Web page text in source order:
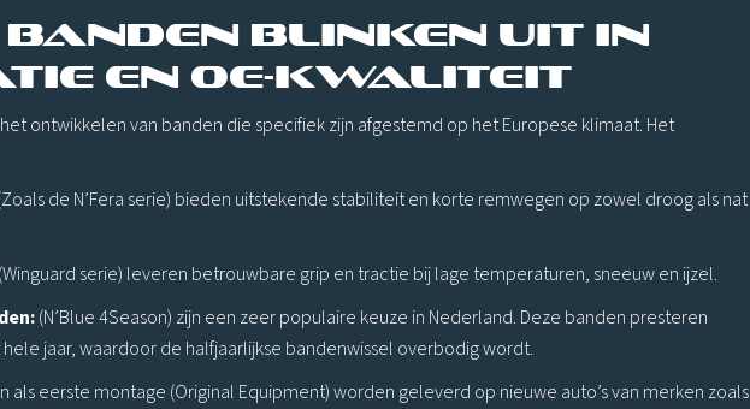
banden blinken uit in
en OE-kwaliteit
ontwikkelen van banden die specifiek zijn afgestemd op het Europese klimaat. Het
de N’Fera serie) bieden uitstekende stabiliteit en korte remwegen op zowel droog als nat
serie) leveren betrouwbare grip en tractie bij lage temperaturen, sneeuw en ijzel.
(N’Blue 4Season) zijn een zeer populaire keuze in Nederland. Deze banden presteren
jaar, waardoor de halfjaarlijkse bandenwissel overbodig wordt.
als eerste montage (Original Equipment) worden geleverd op nieuwe auto’s van merken zoals